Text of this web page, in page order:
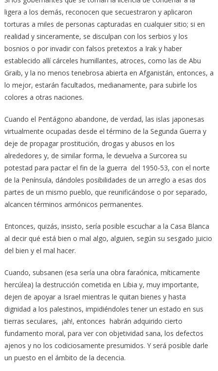
ligera a los demás, reconocen que secuestraron y aplicaron
torturas a miles de personas capturadas en cualquier sitio; si en
realidad y sinceramente, se disculpan con los serbios y los
bosnios o por invadir con falsos pretextos a Irak y haber
establecido allí cárceles humillantes, atroces, como las de Abu
Graib, y la no menos tenebrosa abierta en Afganistán, entonces, a
lo mejor, estarán facultados, medianamente, para subirle los
colores a otras naciones.
Cuando el Pentágono abandone, de verdad, las islas japonesas
virtualmente ocupadas desde el término de la Segunda Guerra y
deje de propagar prostitución, drogas y abusos en los
alrededores y, de similar forma, le devuelva a Surcorea su
potestad para pactar el fin de la guerra del 1950-53, con el norte
de la Península, dándoles posibilidades de un arreglo a esas dos
partes de un mismo pueblo, que reunificándose o por separado,
alcancen términos armónicos permanentes.
Entonces, quizás, insisto, sería posible escuchar a la Casa Blanca
al decir qué está bien o mal algo, alguien, según su sesgado juicio
del bien y el mal hacer.
Cuando, subsanen (esa sería una obra faraónica, míticamente
hercúlea) la destrucción cometida en Libia y, muy importante,
dejen de apoyar a Israel mientras le quitan bienes y hasta
dignidad a los palestinos, impidiéndoles tener un estado en sus
tierras seculares, ¡ah!, entonces habrán adquirido cierto
fundamento moral, para ver con objetividad sana, los defectos
ajenos y no los codiciosamente presumidos. Y será posible darle
un puesto en el ámbito de la decencia.